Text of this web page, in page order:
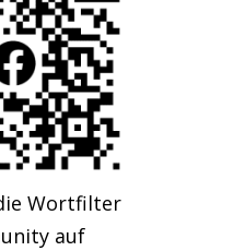
Wortfilter
auf